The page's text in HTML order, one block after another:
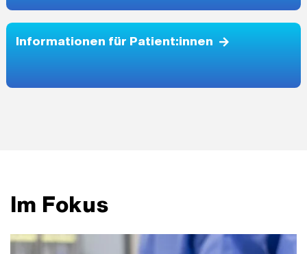
Informationen für Patient:innen
Im Fokus